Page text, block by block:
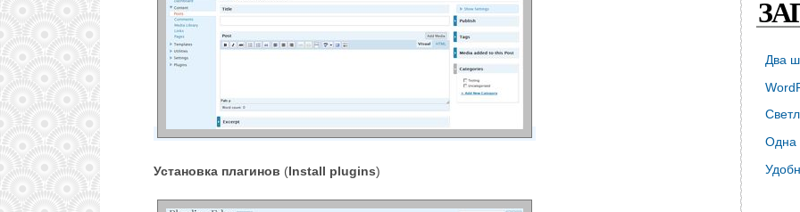
Установка плагинов (Install plugins)
Два
Одна